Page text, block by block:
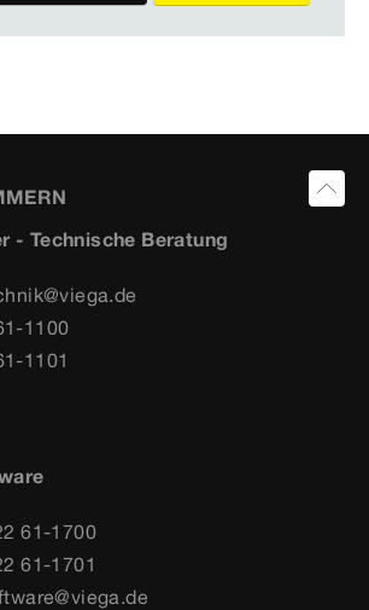
- Technische Beratung
1100
1101
61-1700
61-1701